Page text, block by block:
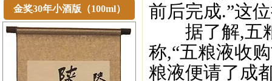
金奖30年小酒版（100ml）
前后完成.”这
据了解,五粮
称,“五粮液收
粮液便请了成